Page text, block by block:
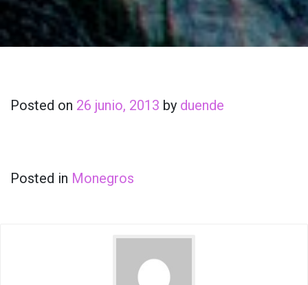
Posted on 26 junio, 2013 by duende
Posted in Monegros